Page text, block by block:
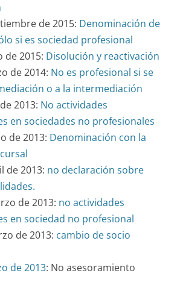
de2015: Denominación de
si es sociedad profesional
de 2015: Disolución y reactivación
de 2014: No es profesional si se
o a la intermediación
2013: No actividades
en sociedades no profesionales
de 2013: Denominación con la
de 2013: no declaración sobre
de 2013: no actividades
en sociedad no profesional
de 2013: cambio de socio
de 2013: No asesoramiento